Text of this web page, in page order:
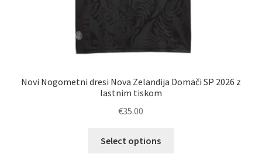
Novi Nogometni dresi Nova Zelandija Domači SP 2026 z
lastnim tiskom
€35.00
Select options